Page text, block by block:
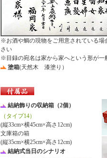
※お酒や鯛の現物をご用意されている場
さい
※目録の宛名は家から家へという形が一
塗箱(天然木 漆塗り）
結納飾りの収納箱（2個）
（タイプ14）
(縦33cm×横45cm×高さ12cm)
文庫箱の箱
(縦35cm×横25cm×高さ12cm)
結納式当日のシナリオ